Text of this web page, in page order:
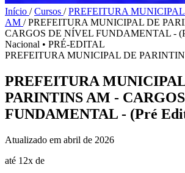
Início / Cursos / PREFEITURA
AM / PREFEITURA MUNICIPAL DE
CARGOS DE NÍVEL FUNDAMENTAL -
Nacional • PRÉ-EDITAL
PREFEITURA MUNICIPAL DE
PREFEITURA
PARINTINS AM -
FUNDAMENTAL - (Pré
Atualizado em abril de 2026
até 12x de